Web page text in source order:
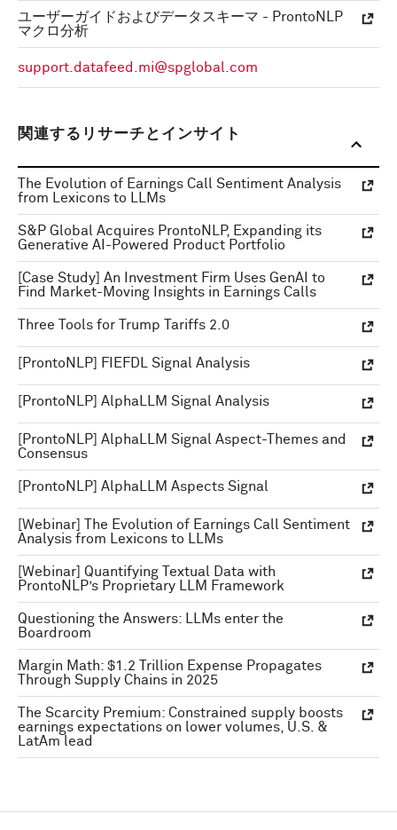
ユーザーガイドおよびデータスキーマ - ProntoNLP
マクロ分析
support.datafeed.mi@spglobal.com
関連するリサーチとインサイト
The Evolution of Earnings Call Sentiment Analysis
from Lexicons to LLMs
S&P Global Acquires ProntoNLP, Expanding its
Generative AI-Powered Product Portfolio
[Case Study] An Investment Firm Uses GenAI to
Find Market-Moving Insights in Earnings Calls
Three Tools for Trump Tariffs 2.0
[ProntoNLP] FIEFDL Signal Analysis
[ProntoNLP] AlphaLLM Signal Analysis
[ProntoNLP] AlphaLLM Signal Aspect-Themes and
Consensus
[ProntoNLP] AlphaLLM Aspects Signal
[Webinar] The Evolution of Earnings Call Sentiment
Analysis from Lexicons to LLMs
[Webinar] Quantifying Textual Data with
ProntoNLP’s Proprietary LLM Framework
Questioning the Answers: LLMs enter the
Boardroom
Margin Math: $1.2 Trillion Expense Propagates
Through Supply Chains in 2025
The Scarcity Premium: Constrained supply boosts
earnings expectations on lower volumes, U.S. &
LatAm lead